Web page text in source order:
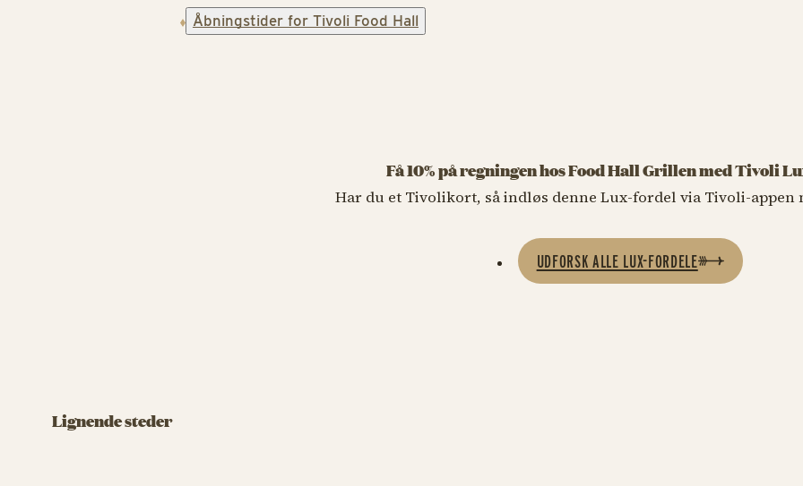
Åbningstider for Tivoli Food Hall
Få 10% på regningen hos Food Hall Grillen med Tivoli
Har du et Tivolikort, så indløs denne Lux-fordel via Tivoli-appen
UDFORSK ALLE LUX-FORDELE
Lignende steder